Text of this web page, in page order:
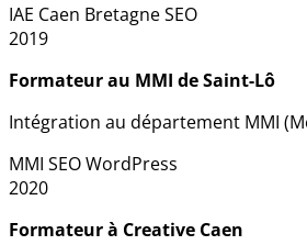
IAE Caen BretagneSEO
2019
Formateur au MMI de Saint-Lô
Intégration au département MMI
MMI SEOWordPress
2020
Formateur à Creative Caen